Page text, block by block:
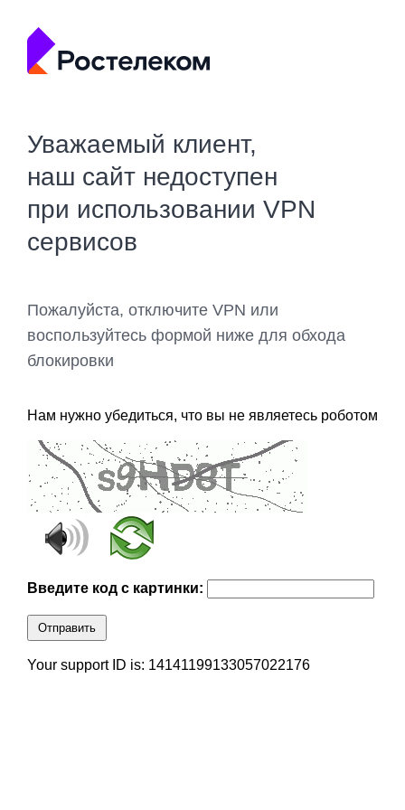
Уважаемый клиент,
наш сайт недоступен
при использовании VPN
сервисов
Пожалуйста, отключите VPN или
воспользуйтесь формой ниже для обхода
блокировки
Нам нужно убедиться, что вы не являетесь роботом
Введите код с картинки:
Отправить
Your support ID is: 14141199133057022176